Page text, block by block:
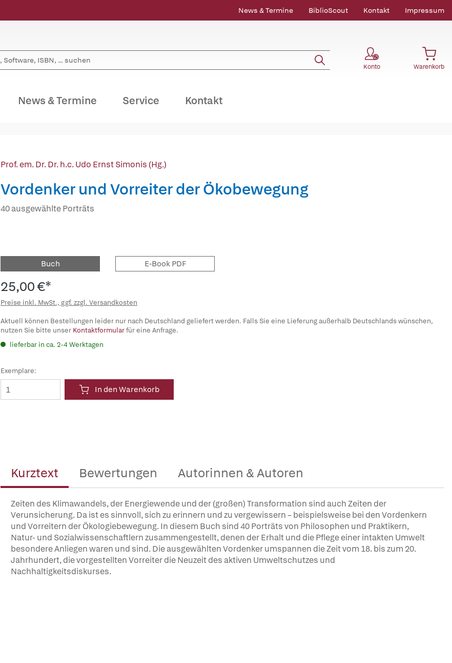
News & Termine BiblioScout Kontakt Impressum
Konto Warenkorb
News & Termine Service Kontakt
Prof. em. Dr. Dr. h.c. Udo Ernst Simonis (Hg.)
Vordenker und Vorreiter der Ökobewegung
40 ausgewählte Porträts
Buch E-Book PDF
25,00 €*
Preise inkl. MwSt., ggf. zzgl. Versandkosten
Aktuell können Bestellungen leider nur nach Deutschland geliefert werden. Falls Sie eine Lieferung außerhalb Deutschlands wünschen,
nutzen Sie bitte unser Kontaktformularfür eine Anfrage.
lieferbar in ca. 2-4 Werktagen
Exemplare:
In den Warenkorb
Kurztext Bewertungen Autorinnen & Autoren
Zeiten des Klimawandels, der Energiewende und der (großen) Transformation sind auch Zeiten der
Verunsicherung. Da ist es sinnvoll, sich zu erinnern und zu vergewissern – beispielsweise bei den Vordenkern
und Vorreitern der Ökologiebewegung. In diesem Buch sind 40 Porträts von Philosophen und Praktikern,
Natur- und Sozialwissenschaftlern zusammengestellt, denen der Erhalt und die Pflege einer intakten Umwelt
besondere Anliegen waren und sind. Die ausgewählten Vordenker umspannen die Zeit vom 18. bis zum 20.
Jahrhundert, die vorgestellten Vorreiter die Neuzeit des aktiven Umweltschutzes und
Nachhaltigkeitsdiskurses.